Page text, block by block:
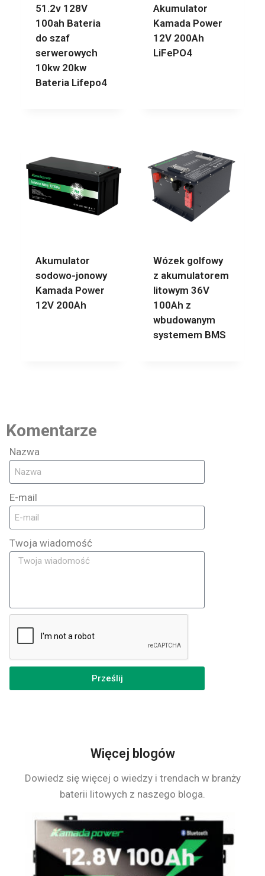
51.2v 128V
100ah Bateria
do szaf
serwerowych
10kw 20kw
Bateria Lifepo4
Akumulator
Kamada Power
12V 200Ah
LiFePO4
Akumulator
sodowo-jonowy
Kamada Power
12V 200Ah
Wózek golfowy
z akumulatorem
litowym 36V
100Ah z
wbudowanym
systemem BMS
Komentarze
Nazwa
E-mail
Twoja wiadomość
Prześlij
Więcej blogów
Dowiedz się więcej o wiedzy i trendach w branży
baterii litowych z naszego bloga.